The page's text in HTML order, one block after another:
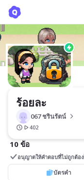
ร้อยละ
067 ชรินรัตน์
402
10 ข้อ
อนุญาตให้คำตอบที่ไม่ถูกต้อง
บัตรคำ